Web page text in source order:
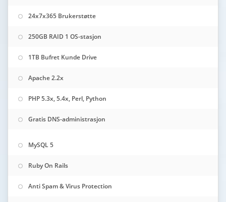
24x7x365 Brukerstøtte
250GB RAID 1 OS-stasjon
1TB Bufret Kunde Drive
Apache 2.2x
PHP 5.3x, 5.4x, Perl, Python
Gratis DNS-administrasjon
MySQL 5
Ruby On Rails
Anti Spam & Virus Protection